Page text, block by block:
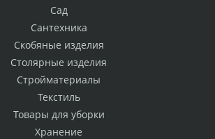
Сад
Сантехника
Скобяные изделия
Столярные изделия
Стройматериалы
Текстиль
Товары для уборки
Хранение